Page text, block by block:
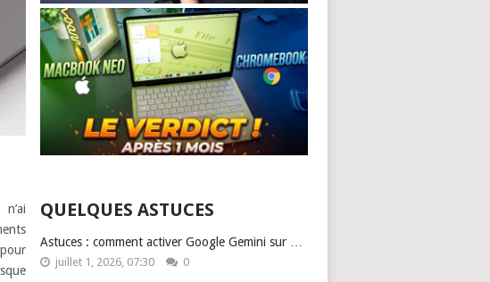
QUELQUES ASTUCES
Astuces : comment activer Google Gemini sur …
juillet 1, 2026, 07:30 0